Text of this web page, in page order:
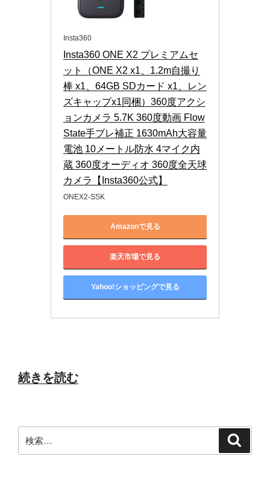
Insta360
Insta360 ONE X2 プレミアムセ
ット（ONE X2 x1、1.2m自撮り
棒 x1、64GB SDカード x1、レン
ズキャップx1同梱）360度アクシ
ョンカメラ 5.7K 360度動画 Flow
State手ブレ補正 1630mAh大容量
電池 10メートル防水 4マイク内
蔵 360度オーディオ 360度全天球
カメラ【Insta360公式】
ONEX2-SSK
Amazonで見る
楽天市場で見る
Yahoo!ショッピングで見る
“Insta360
を
買
続きを読む
索: